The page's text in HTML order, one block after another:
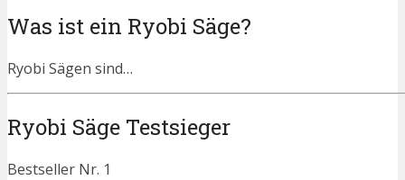
Was ist ein Ryobi Säge?
Ryobi Sägen sind…
Ryobi Säge Testsieger
Bestseller Nr. 1